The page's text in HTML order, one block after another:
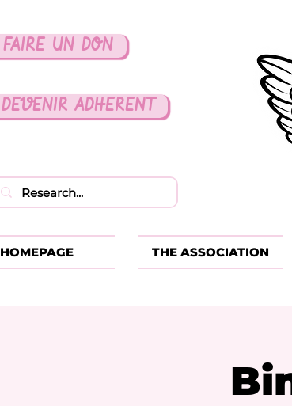
FAIRE UN DON
DEVENIR ADHERENT
HOMEPAGE THE ASSOCIATION